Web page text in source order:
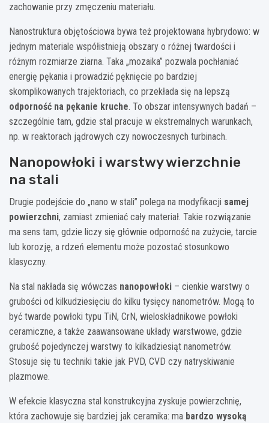
zachowanie przy zmęczeniu materiału.
Nanostruktura objętościowa bywa też projektowana hybrydowo: w
jednym materiale współistnieją obszary o różnej twardości i
różnym rozmiarze ziarna. Taka „mozaika” pozwala pochłaniać
energię pękania i prowadzić pęknięcie po bardziej
skomplikowanych trajektoriach, co przekłada się na lepszą
odporność na pękanie kruche. To obszar intensywnych badań –
szczególnie tam, gdzie stal pracuje w ekstremalnych warunkach,
np. w reaktorach jądrowych czy nowoczesnych turbinach.
Nanopowłoki i warstwy wierzchnie
na stali
Drugie podejście do „nano w stali” polega na modyfikacji samej
powierzchni, zamiast zmieniać cały materiał. Takie rozwiązanie
ma sens tam, gdzie liczy się głównie odporność na zużycie, tarcie
lub korozję, a rdzeń elementu może pozostać stosunkowo
klasyczny.
Na stal nakłada się wówczas nanopowłoki – cienkie warstwy o
grubości od kilkudziesięciu do kilku tysięcy nanometrów. Mogą to
być twarde powłoki typu TiN, CrN, wieloskładnikowe powłoki
ceramiczne, a także zaawansowane układy warstwowe, gdzie
grubość pojedynczej warstwy to kilkadziesiąt nanometrów.
Stosuje się tu techniki takie jak PVD, CVD czy natryskiwanie
plazmowe.
W efekcie klasyczna stal konstrukcyjna zyskuje powierzchnię,
która zachowuje się bardziej jak ceramika: ma bardzo wysoką